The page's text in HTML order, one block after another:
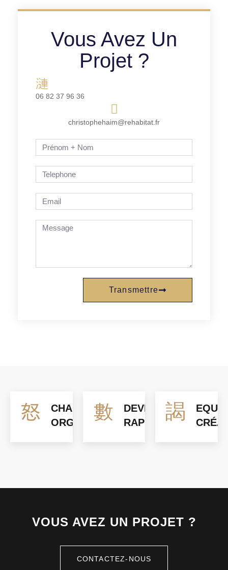
Vous Avez Un
Projet ?
06 82 37 96 36
christophehaim@rehabitat.fr
Transmettre
CHANTIER
ORGANISÉ
DEVIS
RAPIDE
VOUS AVEZ UN PROJET ?
CONTACTEZ-NOUS